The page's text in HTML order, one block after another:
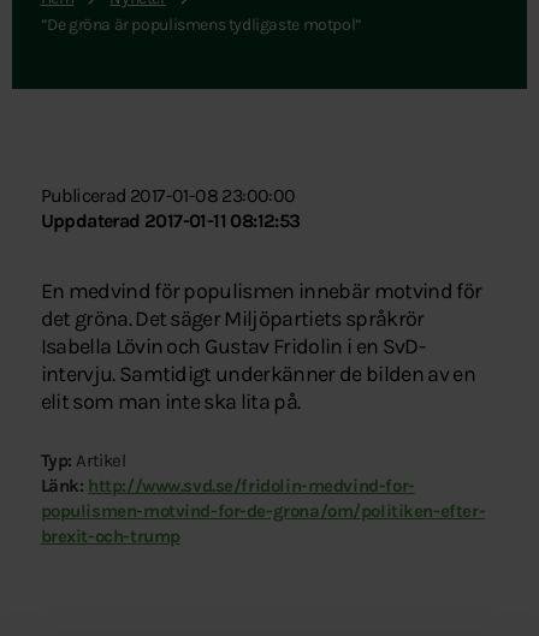
”De gröna är populismens tydligaste motpol”
Publicerad 2017-01-08 23:00:00
Uppdaterad 2017-01-11 08:12:53
En medvind för populismen innebär motvind för
det gröna. Det säger Miljöpartiets språkrör
Isabella Lövin och Gustav Fridolin i en SvD-
intervju. Samtidigt underkänner de bilden av en
elit som man inte ska lita på.
Typ: Artikel
Länk: http://www.svd.se/fridolin-medvind-for-
populismen-motvind-for-de-grona/om/politiken-efter-
brexit-och-trump